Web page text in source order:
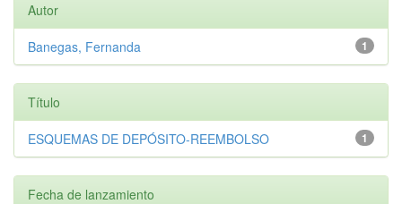
Autor
1
Banegas, Fernanda
Título
1
ESQUEMAS DE DEPÓSITO-REEMBOLSO
Fecha de lanzamiento